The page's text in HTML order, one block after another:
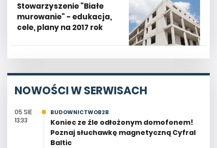
Stowarzyszenie "Białe
murowanie" - edukacja,
cele, plany na 2017 rok
NOWOŚCI W SERWISACH
05 SIE
13:33
BUDOWNICTWOB2B
Koniec ze źle odłożonym domofonem!
Poznaj słuchawkę magnetyczną Cyfral
Baltic